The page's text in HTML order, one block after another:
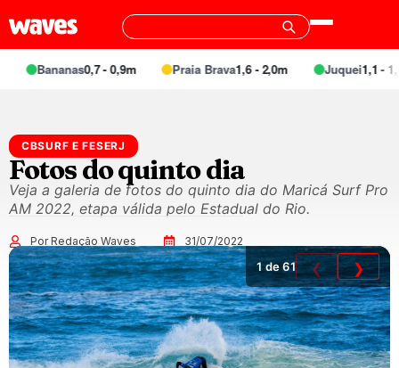
Bananas0,7 - 0,9m Praia Brava1,6 - 2,0m Juquei1,1 -
CBSURF E FESERJ
Fotos do quinto dia
Veja a galeria de fotos do quinto dia do Maricá Surf Pro
AM 2022, etapa válida pelo Estadual do Rio.
Por Redação Waves 31/07/2022
1de 61 ❮ ❯